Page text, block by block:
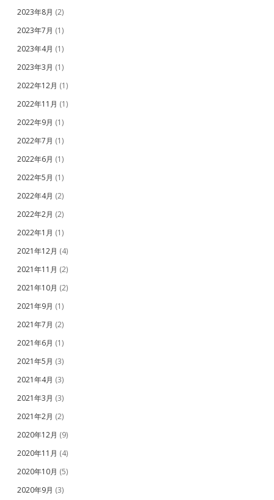
2023年8月 (2)
2023年7月 (1)
2023年4月 (1)
2023年3月 (1)
2022年12月 (1)
2022年11月 (1)
2022年9月 (1)
2022年7月 (1)
2022年6月 (1)
2022年5月 (1)
2022年4月 (2)
2022年2月 (2)
2022年1月 (1)
2021年12月 (4)
2021年11月 (2)
2021年10月 (2)
2021年9月 (1)
2021年7月 (2)
2021年6月 (1)
2021年5月 (3)
2021年4月 (3)
2021年3月 (3)
2021年2月 (2)
2020年12月 (9)
2020年11月 (4)
2020年10月 (5)
2020年9月 (3)